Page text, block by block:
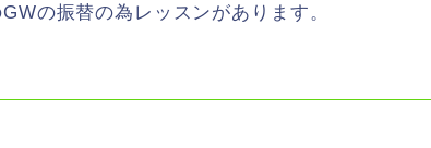
の振替の為レッスンがあります。